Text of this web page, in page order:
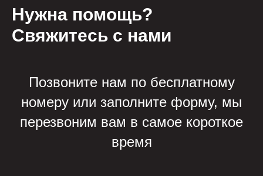
Нужна помощь?
Свяжитесь с нами
Позвоните нам по бесплатному
номеру или заполните форму, мы
перезвоним вам в самое короткое
время